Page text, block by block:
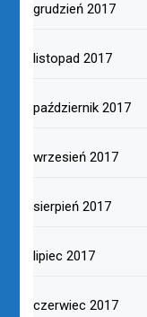
grudzień 2017
listopad 2017
październik 2017
wrzesień 2017
sierpień 2017
lipiec 2017
czerwiec 2017